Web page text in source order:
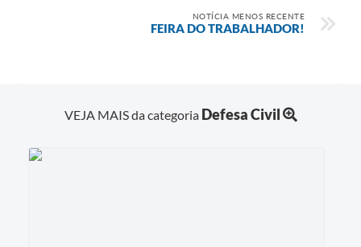
NOTÍCIA MENOS RECENTE
FEIRA DO TRABALHADOR!
VEJA MAIS da categoria Defesa Civil